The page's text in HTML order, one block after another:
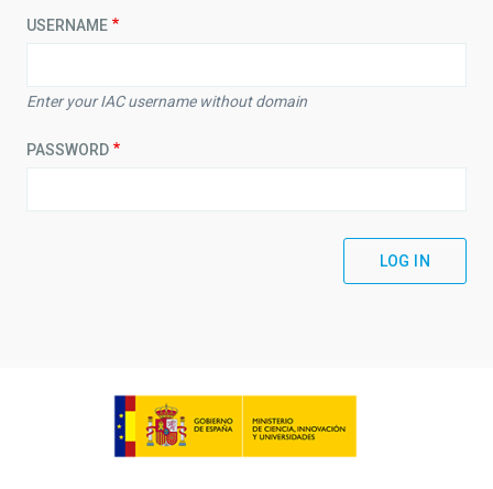
USERNAME
Enter your IAC username without domain
PASSWORD